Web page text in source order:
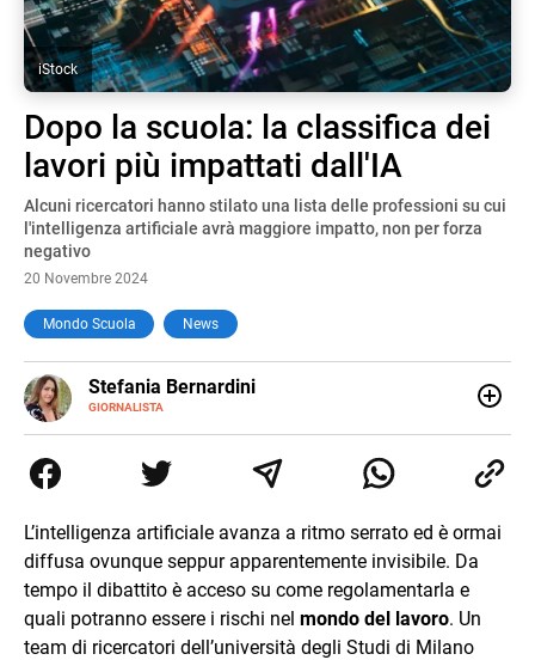
iStock
Dopo la scuola: la classifica dei
lavori più impattati dall'IA
Alcuni ricercatori hanno stilato una lista delle professioni su cui
l'intelligenza artificiale avrà maggiore impatto, non per forza
negativo
20 Novembre 2024
Mondo Scuola News
Stefania Bernardini
GIORNALISTA
E-
MAIL
Tv di cronaca, politica, scuola, economia e spettacolo. Ha
esperienze nella redazione di testate giornalistiche online
L’intelligenza artificiale avanza a ritmo serrato ed è ormai
diffusa ovunque seppur apparentemente invisibile. Da
tempo il dibattito è acceso su come regolamentarla e
quali potranno essere i rischi nel mondo del lavoro. Un
team di ricercatori dell’università degli Studi di Milano